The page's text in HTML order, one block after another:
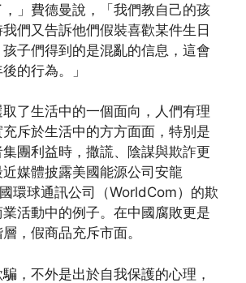
，」費德曼說，「我們教自己的孩
們又告訴他們假裝喜歡某件生日
子們得到的是混亂的信息，這會
的行為。」
了生活中的一個面向，人們有理
斥於生活中的方方面面，特別是
團利益時，撒謊、陰謀與欺詐更
媒體披露美國能源公司安龍
國環球通訊公司（WorldCom）的欺
活動中的例子。在中國腐敗更是
，假商品充斥市面。
，不外是出於自我保護的心理，